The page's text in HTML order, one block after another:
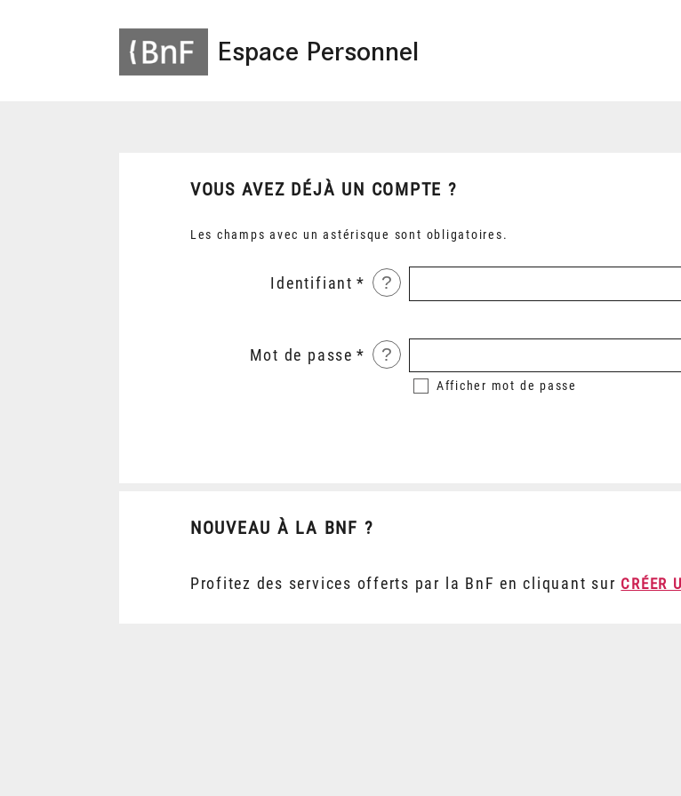
Espace Personnel
VOUS AVEZ DÉJÀ UN COMPTE ?
Les champs avec un astérisque sont obligatoires.
Identifiant ?
Mot de passe ?
Afficher mot de passe
NOUVEAU À LA BNF ?
Profitez des services offerts par la BnF en cliquant sur CRÉER